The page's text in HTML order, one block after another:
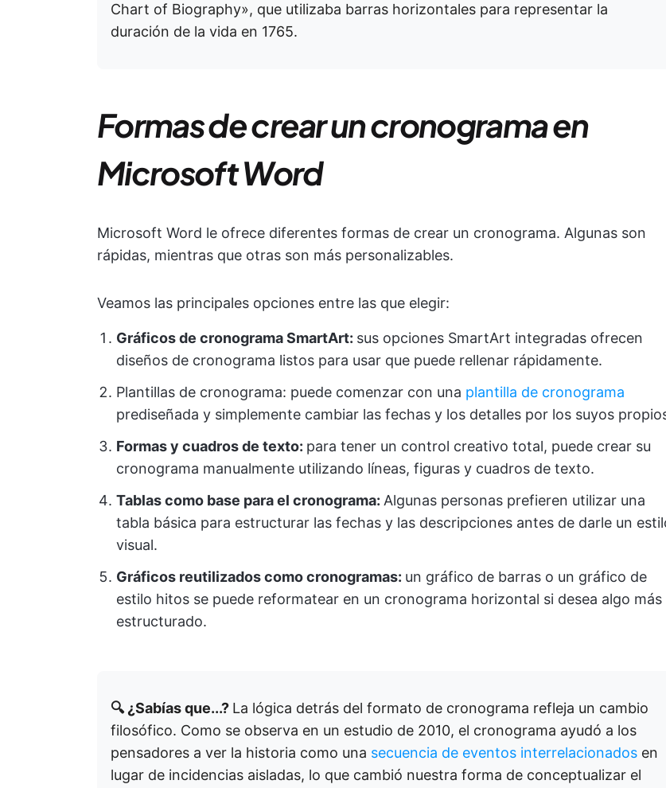
Chart of Biography», que utilizaba barras horizontales para representar la
duración de la vida en 1765.
Formas de crear un cronograma en
Microsoft Word
Microsoft Word le ofrece diferentes formas de crear un cronograma. Algunas son
rápidas, mientras que otras son más personalizables.
Veamos las principales opciones entre las que elegir:
Gráficos de cronograma SmartArt: sus opciones SmartArt integradas ofrecen
diseños de cronograma listos para usar que puede rellenar rápidamente.
Plantillas de cronograma: puede comenzar con una plantilla de cronograma
prediseñada y simplemente cambiar las fechas y los detalles por los suyos
Formas y cuadros de texto: para tener un control creativo total, puede crear su
cronograma manualmente utilizando líneas, figuras y cuadros de texto.
Tablas como base para el cronograma: Algunas personas prefieren utilizar una
tabla básica para estructurar las fechas y las descripciones antes de darle un
visual.
Gráficos reutilizados como cronogramas: un gráfico de barras o un gráfico de
estilo hitos se puede reformatear en un cronograma horizontal si desea algo más
estructurado.
🔍 ¿Sabías que...? La lógica detrás del formato de cronograma refleja un cambio
filosófico. Como se observa en un estudio de 2010, el cronograma ayudó a los
pensadores a ver la historia como una secuencia de eventos interrelacionados en
lugar de incidencias aisladas, lo que cambió nuestra forma de conceptualizar el